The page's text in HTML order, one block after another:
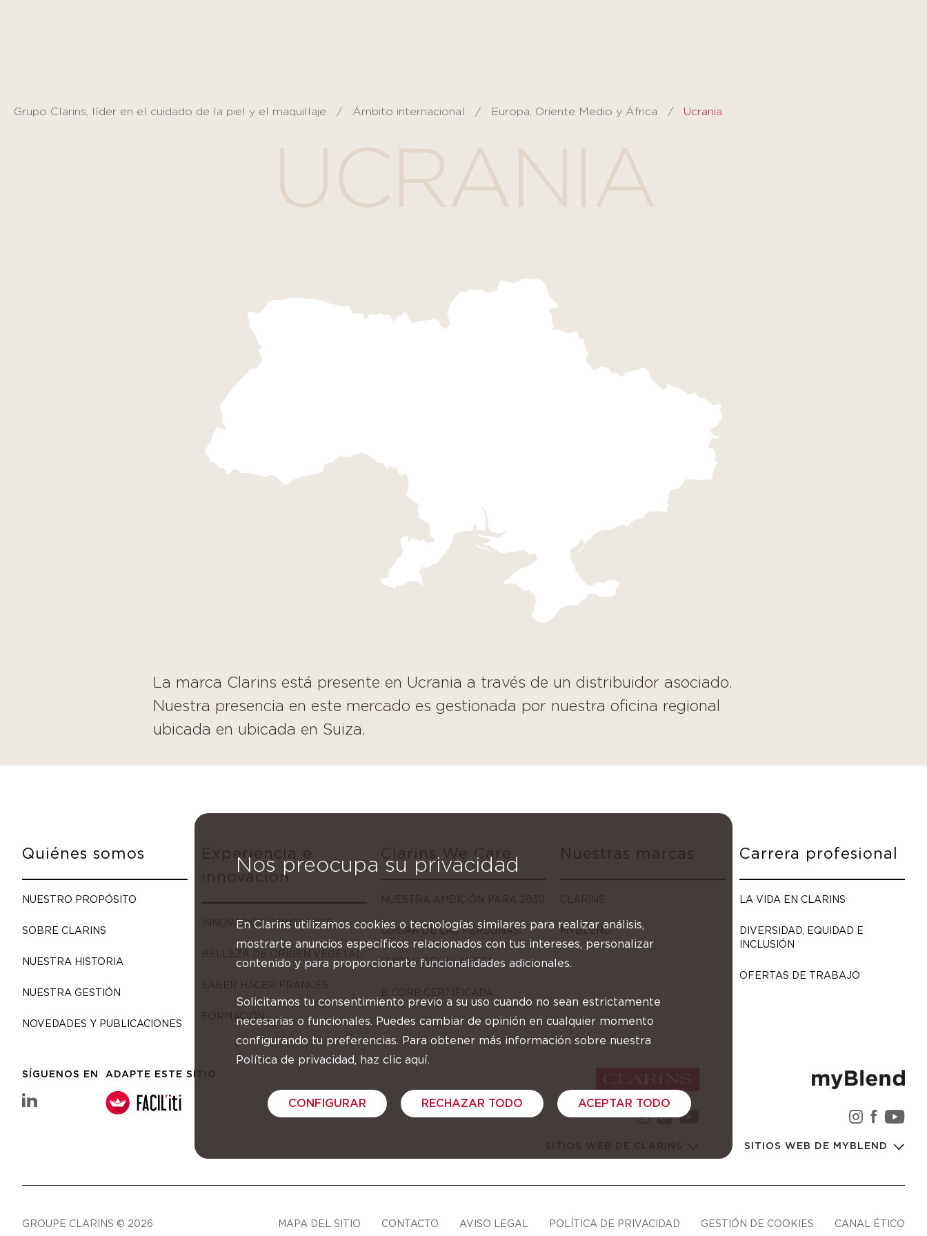
Grupo Clarins, líder en el cuidado de la piel y el maquillaje Ámbito internacional Europa, Oriente Medio y África Ucrania
La marca Clarins está presente en Ucrania a través de un distribuidor asociado.
Nuestra presencia en este mercado es gestionada por nuestra oficina regional
ubicada en ubicada en Suiza.
Quiénes somos
NUESTRO PROPÓSITO
SOBRE CLARINS
NUESTRA HISTORIA
NUESTRA GESTIÓN
NOVEDADES Y PUBLICACIONES
Experiencia e
innovación
INNOVACIÓN CONSTANTE
BELLEZA DE ORIGEN VEGETAL
SABER HACER FRANCÉS
FORMACIÓN
Clarins We Care
NUESTRA AMBICIÓN PARA 2030
CUIDAR DE LAS PERSONAS
CUIDAR DEL PLANETA
B CORP CERTIFICADA
Nuestras marcas
CLARINS
MYBLEND
Carrera profesional
LA VIDA EN CLARINS
DIVERSIDAD, EQUIDAD E
INCLUSIÓN
OFERTAS DE TRABAJO
SÍGUENOS EN
linkedin Grupo Clarins
ADAPTE ESTE SITIO
instagram Grupo Clarins
youtube Grupo Clarins
SITIOS WEB DE MYBLEND
GROUPE CLARINS © 2026 MAPA DEL SITIO CONTACTO AVISO LEGAL POLÍTICA DE PRIVACIDAD GESTIÓN DE COOKIES CANAL ÉTICO
Nos preocupa su privacidad
En Clarins utilizamos cookies o tecnologías similares para realizar análisis,
mostrarte anuncios específicos relacionados con tus intereses, personalizar
contenido y para proporcionarte funcionalidades adicionales.
Solicitamos tu consentimiento previo a su uso cuando no sean estrictamente
necesarias o funcionales. Puedes cambiar de opinión en cualquier momento
configurando tu preferencias. Para obtener más información sobre nuestra
Política de privacidad, haz clic aquí.
ACEPTAR TODO
RECHAZAR TODO
CONFIGURAR